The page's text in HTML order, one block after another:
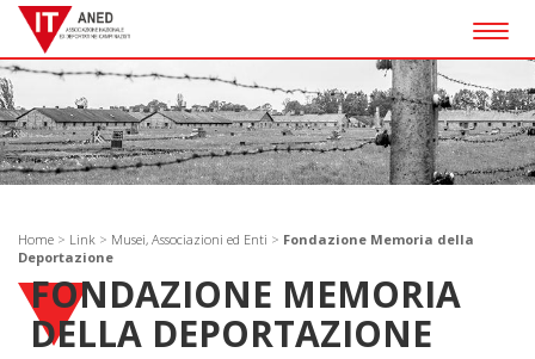
Home > Link > Musei, Associazioni ed Enti > Fondazione Memoria della
Deportazione
FONDAZIONE MEMORIA
DELLA DEPORTAZIONE